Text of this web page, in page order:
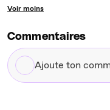
Voir moins
Commentaires
Ajoute
ton